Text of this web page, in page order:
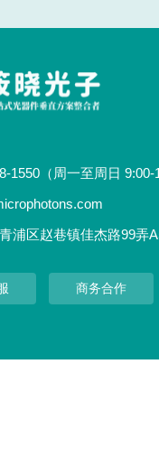
1550（周一至周日 9:00-
青浦区赵巷镇佳杰路99弄
商务合作